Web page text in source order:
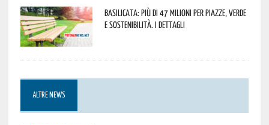
Basilicata: più di 47 milioni per piazze, verde
e sostenibilità. I dettagli
ALTRE NEWS